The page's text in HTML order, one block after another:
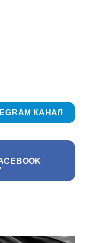
КАНАЛ